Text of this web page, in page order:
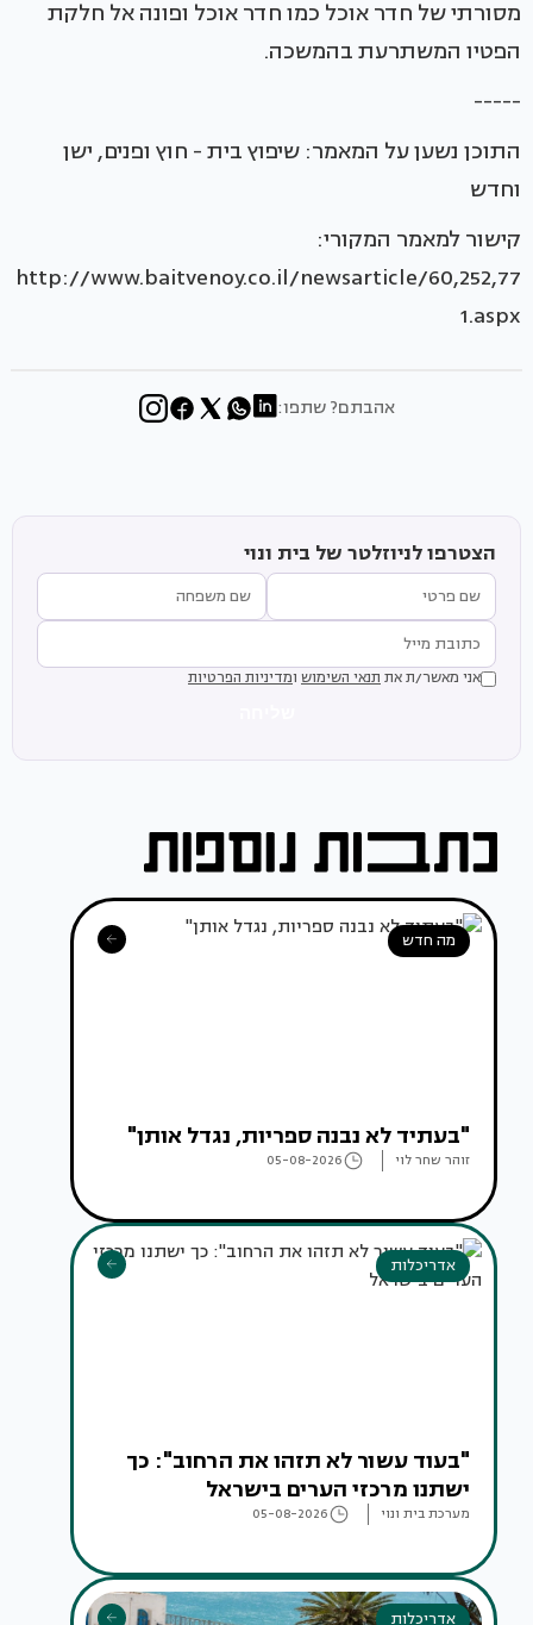
מסורתי של חדר אוכל כמו חדר אוכל ופונה אל חלקת
הפטיו המשתרעת בהמשכה.
-----
התוכן נשען על המאמר: שיפוץ בית - חוץ ופנים, ישן
וחדש
קישור למאמר המקורי:
http://www.baitvenoy.co.il/newsarticle/60,252,77
1.aspx
אהבתם? שתפו:
הצטרפו לניוזלטר של בית ונוי
אני מאשר/ת את תנאי השימוש ומדיניות הפרטיות
מה חדש
"בעתיד לא נבנה ספריות, נגדל אותן"
זוהר שחר לוי 05-08-2026
אדריכלות
"בעוד עשור לא תזהו את הרחוב": כך
ישתנו מרכזי הערים בישראל
מערכת בית ונוי 05-08-2026
אדריכלות